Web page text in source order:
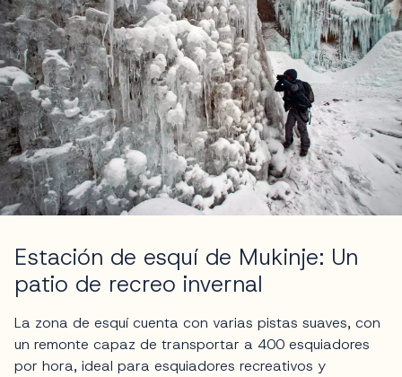
Estación de esquí de Mukinje: Un
patio de recreo invernal
La zona de esquí cuenta con varias pistas suaves, con
un remonte capaz de transportar a 400 esquiadores
por hora, ideal para esquiadores recreativos y